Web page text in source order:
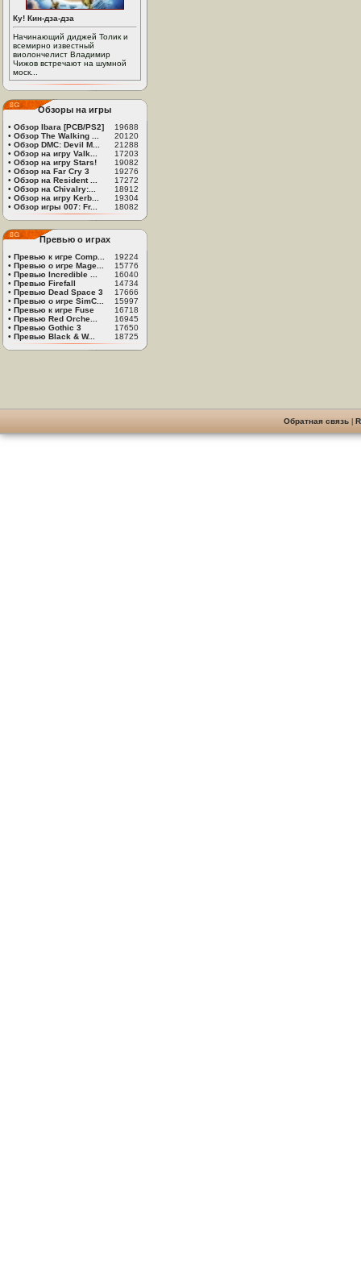
Ку! Кин-дза-дза
Начинающий диджей Толик и
всемирно известный
виолончелист Владимир
Чижов встречают на шумной
моск...
Обзоры на игры
• Обзор Ibara [PCB/PS2]
19688
• Обзор The Walking ...
20120
• Обзор DMC: Devil M...
21288
• Обзор на игру Valk...
17203
• Обзор на игру Stars!
19082
• Обзор на Far Cry 3
19276
• Обзор на Resident ...
17272
• Обзор на Chivalry:...
18912
• Обзор на игру Kerb...
19304
• Обзор игры 007: Fr... 18082
Превью о играх
• Превью к игре Comp...
19224
• Превью о игре Mage...
15776
• Превью Incredible ...
16040
• Превью Firefall
14734
• Превью Dead Space 3
17666
• Превью о игре SimC...
15997
• Превью к игре Fuse
16718
• Превью Red Orche...
16945
• Превью Gothic 3
17650
• Превью Black & W... 18725
Обратная связь